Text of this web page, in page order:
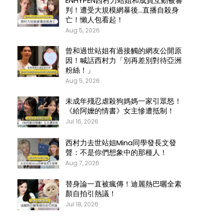
判！遭受大規模網暴後…直播自殺身
亡！懶人包看起！
Aug 5, 2026
曾和過世站姐有過接觸的網友公開原
因！喊話西村力「別再差別對待亞洲
粉絲！」
Aug 5, 2026
未成年殘忍虐殺狗媽媽一家引眾怒！
《給阿嬤的情書》女主慘遭抵制！
Jul 16, 2026
西村力去世站姐Mina同學發長文發
聲：不是你們想象中的那種人！
Aug 7, 2026
替身論一直被瘋傳！迪麗熱巴曬全素
顏自拍引熱議！
Jul 18, 2026